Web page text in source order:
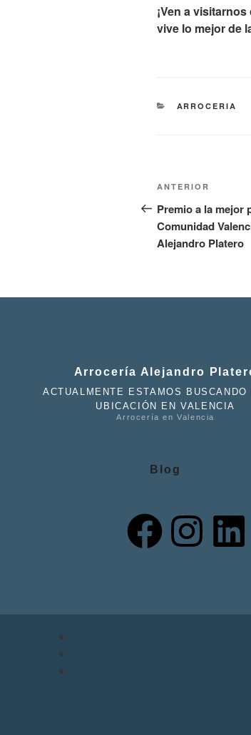
¡Ven a
vive lo mejor de
ARROCERIA
ANTERIOR
Premio a la mejor
Comunidad
Alejandro Platero
Arrocería Alejandro
ACTUALMENTE ESTAMOS BUSCANDO
UBICACIÓN EN VALENCIA
Arrocería en Valencia
Blog